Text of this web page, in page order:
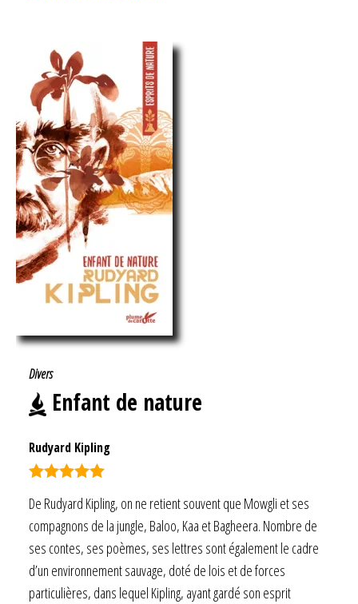
Divers
Enfant de nature
Rudyard Kipling
sur 5
De Rudyard Kipling, on ne retient souvent que Mowgli et ses
compagnons de la jungle, Baloo, Kaa et Bagheera. Nombre de
ses contes, ses poèmes, ses lettres sont également le cadre
d’un environnement sauvage, doté de lois et de forces
particulières, dans lequel Kipling, ayant gardé son esprit